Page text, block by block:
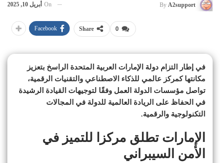
By A2support
On أبريل 10, 2025
0
Share
Facebook
في إطار التزام دولة الإمارات العربية المتحدة الراسخ بتعزيز
مكانتها كمركز عالمي للذكاء الاصطناعي والتقنيات الرقمية،
تواصل مؤسسات الدولة العمل وفقًا لتوجيهات القيادة الرشيدة
في الحفاظ على الريادة العالمية للدولة في المجالات
التكنولوجية والرقمية.
الإمارات تطلق مركزا للتميز في
الأمن السيبراني